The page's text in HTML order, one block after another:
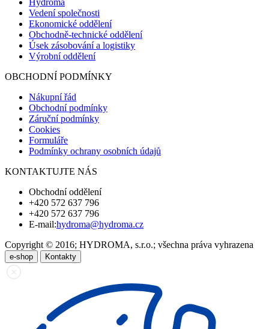
Hydroma
Vedení společnosti
Ekonomické oddělení
Obchodně-technické oddělení
Úsek zásobování a logistiky
Výrobní oddělení
OBCHODNÍ PODMÍNKY
Nákupní řád
Obchodní podmínky
Záruční podmínky
Cookies
Formuláře
Podmínky ochrany osobních údajů
KONTAKTUJTE NÁS
Obchodní oddělení
+420 572 637 796
+420 572 637 796
E-mail:hydroma@hydroma.cz
Copyright © 2016; HYDROMA, s.r.o.; všechna práva vyhrazena
e-shop Kontakty